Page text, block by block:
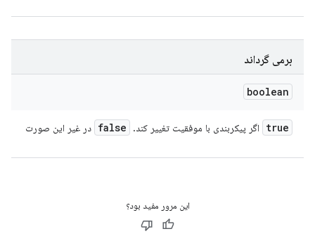
برمی گرداند
boolean
true اگر پیکربندی با موفقیت تغییر کند. false در غیر این صورت
این مرور مفید بود؟